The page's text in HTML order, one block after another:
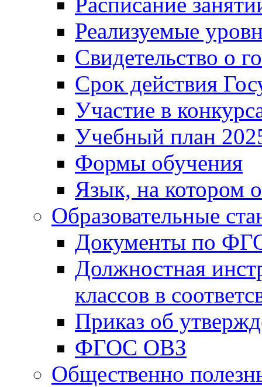
Реализуемые
Свидетельство о
Срок действия
Участие в
Учебный план
Формы обучения
Язык, на котором
Образовательные
Документы по
Должностная
классов в
Приказ об
ФГОС ОВЗ
Общественно